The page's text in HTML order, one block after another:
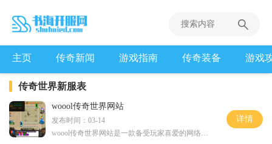
主页 传奇新闻 游戏指南 传奇装备 游戏
传奇世界新服表
woool传奇世界网站
发布时间：03-14
woool传奇世界网站是一款备受玩家喜爱的网络游戏。它以远古传奇为背景，集合了丰富的游戏元素和精美的画面，带给玩家一个逼真的游戏体验。在woool传奇世界网站中，玩家可以选择多
详情